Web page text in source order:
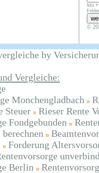
Mit *
©
by
Vergleiche:
Monchengladbach
Steuer
Rieser Rente
Fondgebunden
Forderung
Berlin